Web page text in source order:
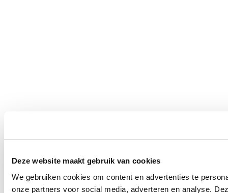
Deze website maakt gebruik van cookies
We gebruiken cookies om content en advertenties te
onze partners voor social media, adverteren en analyse.